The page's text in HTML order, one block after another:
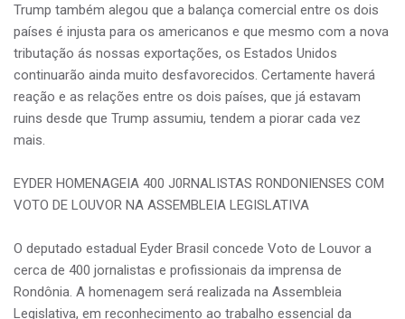
Trump também alegou que a balança comercial entre os dois
países é injusta para os americanos e que mesmo com a nova
tributação ás nossas exportações, os Estados Unidos
continuarão ainda muito desfavorecidos. Certamente haverá
reação e as relações entre os dois países, que já estavam
ruins desde que Trump assumiu, tendem a piorar cada vez
mais.
EYDER HOMENAGEIA 400 J0RNALISTAS RONDONIENSES COM
VOTO DE LOUVOR NA ASSEMBLEIA LEGISLATIVA
O deputado estadual Eyder Brasil concede Voto de Louvor a
cerca de 400 jornalistas e profissionais da imprensa de
Rondônia. A homenagem será realizada na Assembleia
Legislativa, em reconhecimento ao trabalho essencial da